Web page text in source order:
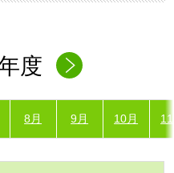
度
8月 9月 10月